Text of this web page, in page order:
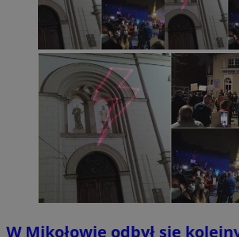
W Mikołowie odbył się